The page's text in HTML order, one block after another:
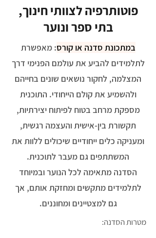
פוטותרפיה לצוותי חינוך,
בתי ספר ונוער
במתכונת סדנה או קורס: מאפשרת
לתלמידים להביע את עולמם הפנימי דרך
המצלמה, לחקור נושאים שונים בחייהם
ולהשמיע את קולם הייחודי. התוכנית
מספקת מרחב בטוח לפיתוח יצירתיות,
תקשורת בין-אישית והעצמה רגשית,
ומעניקה כלים ייחודיים שיכולים ללוות את
המשתתפים גם מעבר לתוכנית.
הסדנה מתאימה לכל הנוער ובמיוחד
לתלמידים מתקשים ומחזקת אותם, אך
גם למצטיינים ומחוננים.
מטרות הסדנה: